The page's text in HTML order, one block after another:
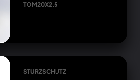
TOM20X2.5
STURZSCHUTZ